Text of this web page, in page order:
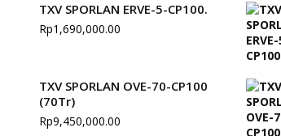
TXV SPORLAN ERVE-5-CP100.
Rp1,690,000.00
TXV SPORLAN OVE-70-CP100
(70Tr)
Rp9,450,000.00